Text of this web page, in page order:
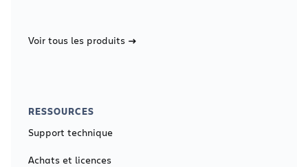
Voir tous les produits
RESSOURCES
Support technique
Achats et licences